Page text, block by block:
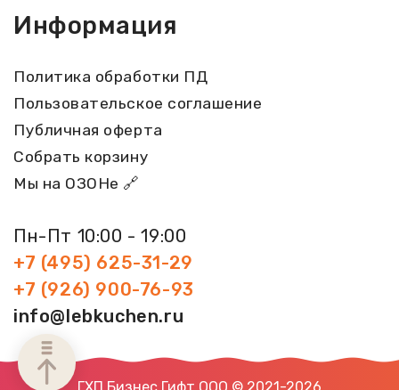
Информация
Политика обработки ПД
Пользовательское соглашение
Публичная оферта
Собрать корзину
Мы на ОЗОНе 🔗
Пн-Пт 10:00 - 19:00
+7 (495) 625-31-29
+7 (926) 900-76-93
info@lebkuchen.ru